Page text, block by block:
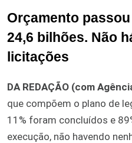
Orçamento
24,6 bilhões. Não
licitações
DA REDAÇÃO (com
que compõem o plano de
11% foram concluídos e
execução, não havendo